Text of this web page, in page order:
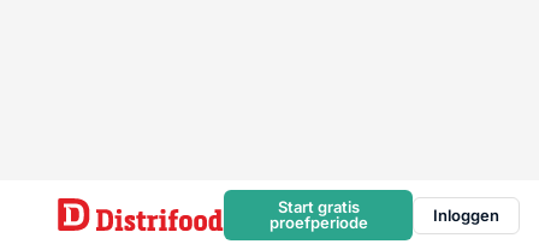
Start gratis
proefperiode
Inloggen